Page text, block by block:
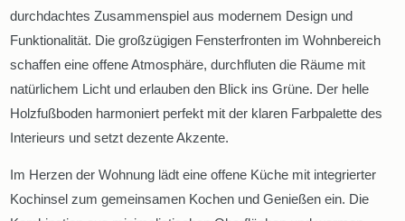
durchdachtes Zusammenspiel aus modernem Design und
Funktionalität. Die großzügigen Fensterfronten im Wohnbereich
schaffen eine offene Atmosphäre, durchfluten die Räume mit
natürlichem Licht und erlauben den Blick ins Grüne. Der helle
Holzfußboden harmoniert perfekt mit der klaren Farbpalette des
Interieurs und setzt dezente Akzente.
Im Herzen der Wohnung lädt eine offene Küche mit integrierter
Kochinsel zum gemeinsamen Kochen und Genießen ein. Die